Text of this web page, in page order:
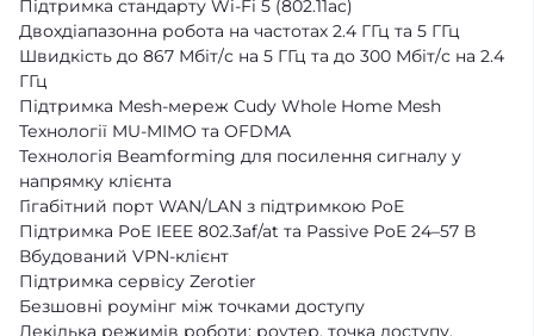
Підтримка стандарту Wi-Fi 5 (802.11ac)
Двохдіапазонна робота на частотах 2.4 ГГц та 5 ГГц
Швидкість до 867 Мбіт/с на 5 ГГц та до 300 Мбіт/с на 2.4
ГГц
Підтримка Mesh-мереж Cudy Whole Home Mesh
Технології MU-MIMO та OFDMA
Технологія Beamforming для посилення сигналу у
напрямку клієнта
Гігабітний порт WAN/LAN з підтримкою PoE
Підтримка PoE IEEE 802.3af/at та Passive PoE 24–57 В
Вбудований VPN-клієнт
Підтримка сервісу Zerotier
Безшовні роумінг між точками доступу
Декілька режимів роботи: роутер, точка доступу,